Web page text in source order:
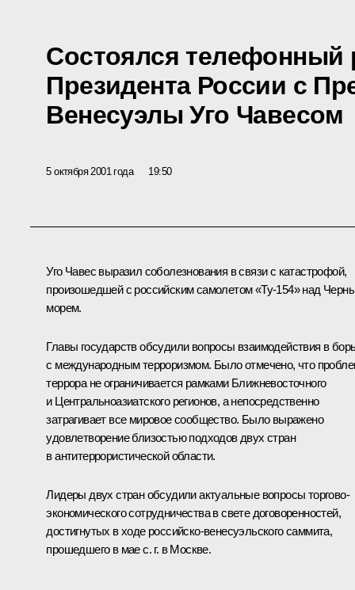
Состоялся телефонный
Президента России с
Венесуэлы Уго Чавесом
5 октября 2001 года 19:50
Уго Чавес выразил соболезнования в связи с катастрофой,
произошедшей с российским самолетом «Ту-154» над
морем.
Главы государств обсудили вопросы взаимодействия в
с международным терроризмом. Было отмечено, что
террора не ограничивается рамками Ближневосточного
и Центральноазиатского регионов, а непосредственно
затрагивает все мировое сообщество. Было выражено
удовлетворение близостью подходов двух стран
в антитеррористической области.
Лидеры двух стран обсудили актуальные вопросы торгово-
экономического сотрудничества в свете договоренностей,
достигнутых в ходе российско-венесуэльского саммита,
прошедшего в мае с. г. в Москве.